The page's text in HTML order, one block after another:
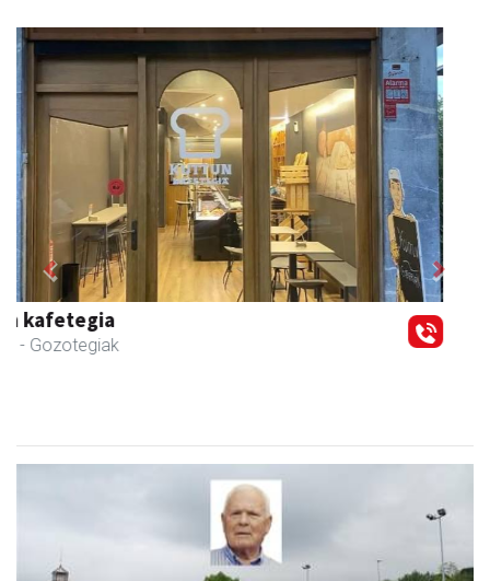
Asun denda
Andoain - Arropa-dendak
Previous Next